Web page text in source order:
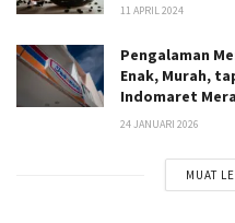
11 APRIL 2024
Pengalaman
Enak, Murah,
Indomaret
24 JANUARI 2026
MUAT